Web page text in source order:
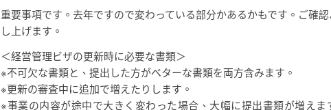
重要事項です。去年ですので変わっている部分かあるかもです。ご確
し上げます。
＜経営管理ビザの更新時に必要な書類＞
※不可欠な書類と、提出した方がベターな書類を両方含みます。
※更新の審査中に追加で増えたりします。
※事業の内容が途中で大きく変わった場合、大幅に提出書類が増えま